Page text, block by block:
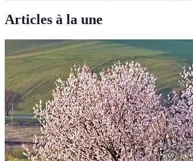
Articles à la une